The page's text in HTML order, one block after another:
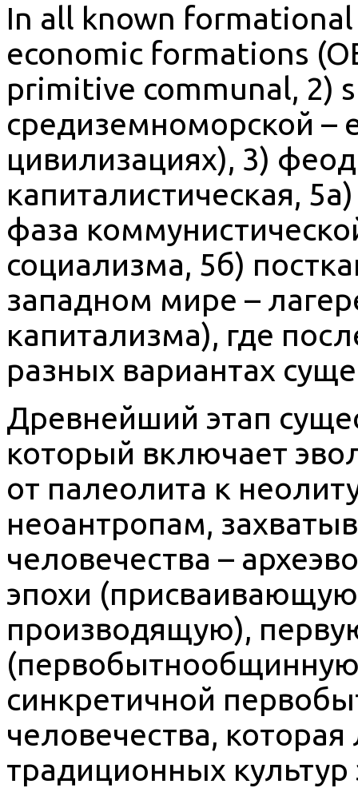
In all known
economic formations
primitive communal, 2)
средиземноморской –
цивилизациях), 3)
капиталистическая,
фаза
социализма, 5б)
западном мире –
капитализма), где
разных вариантах
Древнейший этап
который включает
от палеолита к
неоантропам,
человечества –
эпохи
производящую),
синкретичной
человечества,
традиционных